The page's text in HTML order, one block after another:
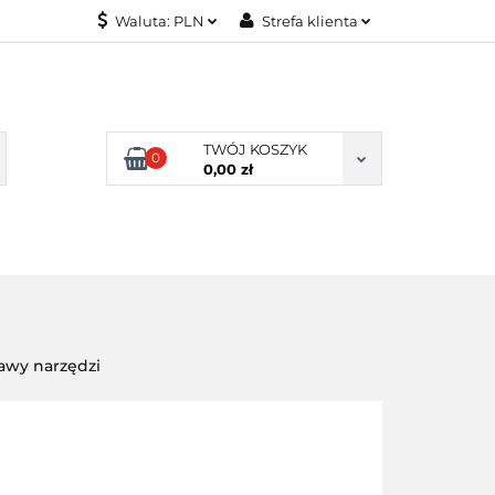
Waluta: PLN Strefa klienta
Dodaj zgłoszenie
Zgody cookies
0
TWÓJ KOSZYK
0,00 zł
KONTAKT
narzędzi